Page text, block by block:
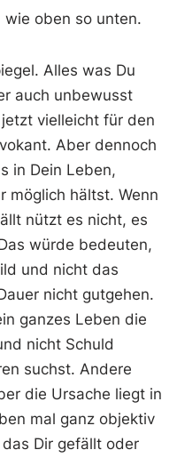
wie oben so unten.
Alles was Du
auch unbewusst
vielleicht für den
Aber dennoch
in Dein Leben,
möglich hältst. Wenn
nützt es nicht, es
würde bedeuten,
und nicht das
nicht gutgehen.
ganzes Leben die
nicht Schuld
suchst. Andere
die Ursache liegt in
mal ganz objektiv
Dir gefällt oder